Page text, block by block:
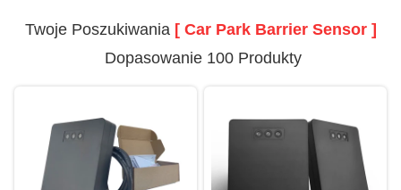
Twoje Poszukiwania [ Car Park Barrier Sensor ]
Dopasowanie 100 Produkty